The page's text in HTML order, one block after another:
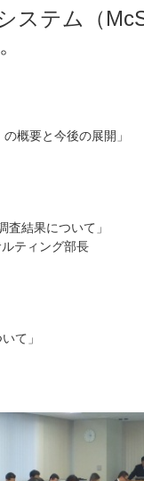
ステム（
概要と今後の展開」
査結果について」
ティング部長
て」